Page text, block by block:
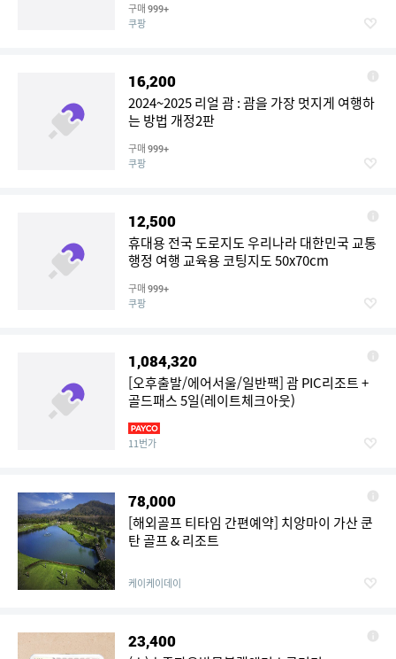
노선도 지하철 전철 전도 지도
구매 999+
쿠팡
16,200
2024~2025 리얼 괌 : 괌을 가장 멋지게 여행하
는 방법 개정2판
구매 999+
쿠팡
12,500
휴대용 전국 도로지도 우리나라 대한민국 교통
행정 여행 교육용 코팅지도 50x70cm
구매 999+
쿠팡
1,084,320
[오후출발/에어서울/일반팩] 괌 PIC리조트 +
골드패스 5일(레이트체크아웃)
11번가
78,000
[해외골프 티타임 간편예약] 치앙마이 가산 쿤
탄 골프 & 리조트
케이케이데이
23,400